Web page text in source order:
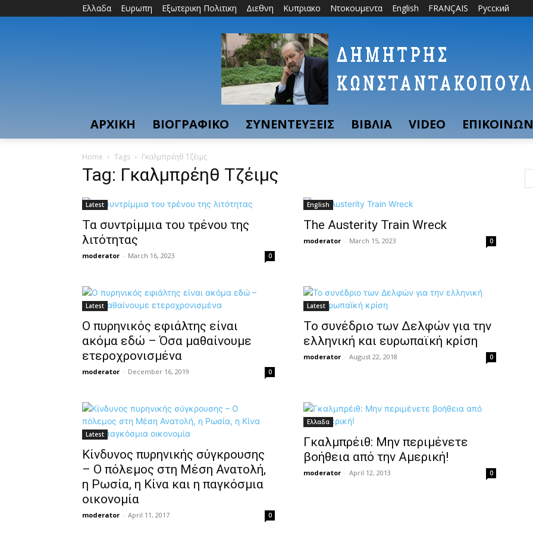
Ελλαδα Ευρωπη Εξωτερικη Πολιτικη Διεθνη Κυπριακο Ντοκουμεντα English FRANÇAIS Русский
ΑΡΧΙΚΗ ΒΙΟΓΡΑΦΙΚΟ ΣΥΝΕΝΤΕΥΞΕΙΣ ΒΙΒΛΙΑ VIDEO
Home Tags Γκαλμπρέηθ Τζέιμς
Tag: Γκαλμπρέηθ Τζέιμς
Latest
Τα συντρίμμια του τρένου της
λιτότητας
moderator - March 16, 2023 0
English
The Austerity Train Wreck
moderator - March 15, 2023 0
Latest
Ο πυρηνικός εφιάλτης είναι
ακόμα εδώ – Όσα μαθαίνουμε
ετεροχρονισμένα
moderator - December 16, 2019 0
Latest
Το συνέδριο των Δελφών για την
ελληνική και ευρωπαϊκή κρίση
moderator - August 22, 2018 0
Latest
Κίνδυνος πυρηνικής σύγκρουσης
– Ο πόλεμος στη Μέση Ανατολή,
η Ρωσία, η Κίνα και η παγκόσμια
οικονομία
moderator - April 11, 2017 0
Ελλαδα
Γκαλμπρέιθ: Μην περιμένετε
βοήθεια από την Αμερική!
moderator - April 12, 2013 0